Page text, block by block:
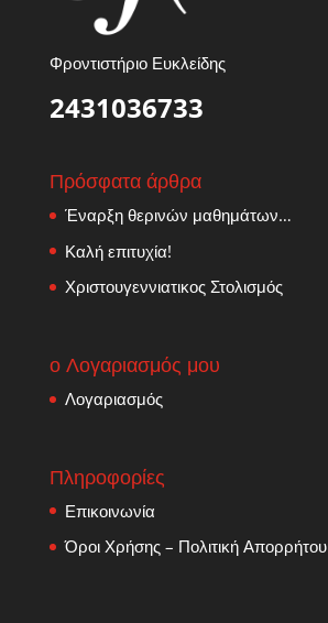
Φροντιστήριο Ευκλείδης
2431036733
Πρόσφατα άρθρα
Έναρξη θερινών μαθημάτων…
Καλή επιτυχία!
Χριστουγεννιατικος Στολισμός
ο Λογαριασμός μου
Λογαριασμός
Πληροφορίες
Επικοινωνία
Όροι Χρήσης – Πολιτική Απορρήτου